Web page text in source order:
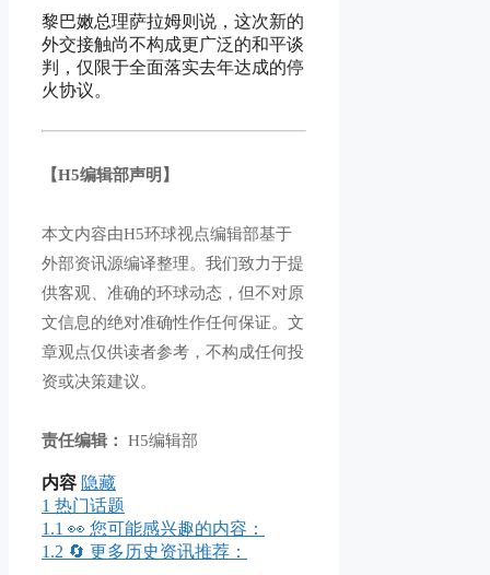
黎巴嫩总理萨拉姆则说，这次新的
外交接触尚不构成更广泛的和平谈
判，仅限于全面落实去年达成的停
火协议。
【H5编辑部声明】
本文内容由H5环球视点编辑部基于
外部资讯源编译整理。我们致力于提
供客观、准确的环球动态，但不对原
文信息的绝对准确性作任何保证。文
章观点仅供读者参考，不构成任何投
资或决策建议。
责任编辑： H5编辑部
内容 隐藏
1 热门话题
1.1 👀 您可能感兴趣的内容：
1.2 🔄 更多历史资讯推荐：